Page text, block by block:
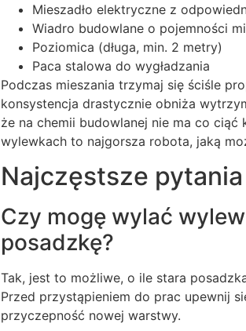
Mieszadło elektryczne z
Wiadro budowlane o pojemności
Poziomica (długa, min. 2 metry)
Paca stalowa do wygładzania
Podczas mieszania trzymaj się ściśle
konsystencja drastycznie obniża
że na chemii budowlanej nie ma co
wylewkach to najgorsza robota, jaką
Najczęstsze pytania
Czy mogę wylać
posadzkę?
Tak, jest to możliwe, o ile stara
Przed przystąpieniem do prac upewnij
przyczepność nowej warstwy.